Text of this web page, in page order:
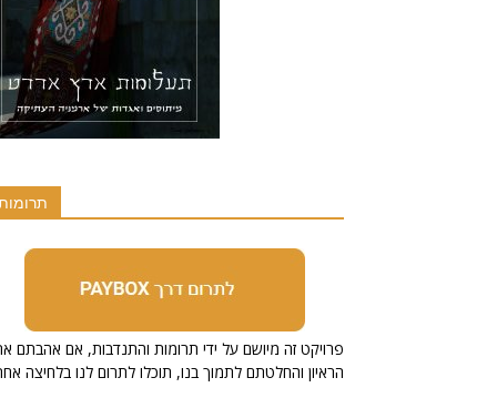
הראיון והחלטתם לתמוך בנו, תוכלו לתרום לנו בלחיצה